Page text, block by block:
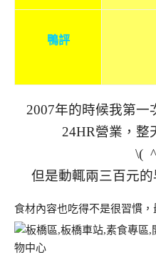
鴨評
2007年的時候我第一
24HR營業，整
\(
但是動輒兩三百元
食材內容也吃得不是很習慣